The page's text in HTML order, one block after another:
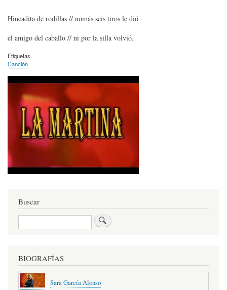
Hincadita de rodillas // nomás seis tiros le dió
el amigo del caballo // ni por la silla volvió.
Etiquetas
Canción
Buscar
Buscar
BIOGRAFÍAS
Sara García Alonso